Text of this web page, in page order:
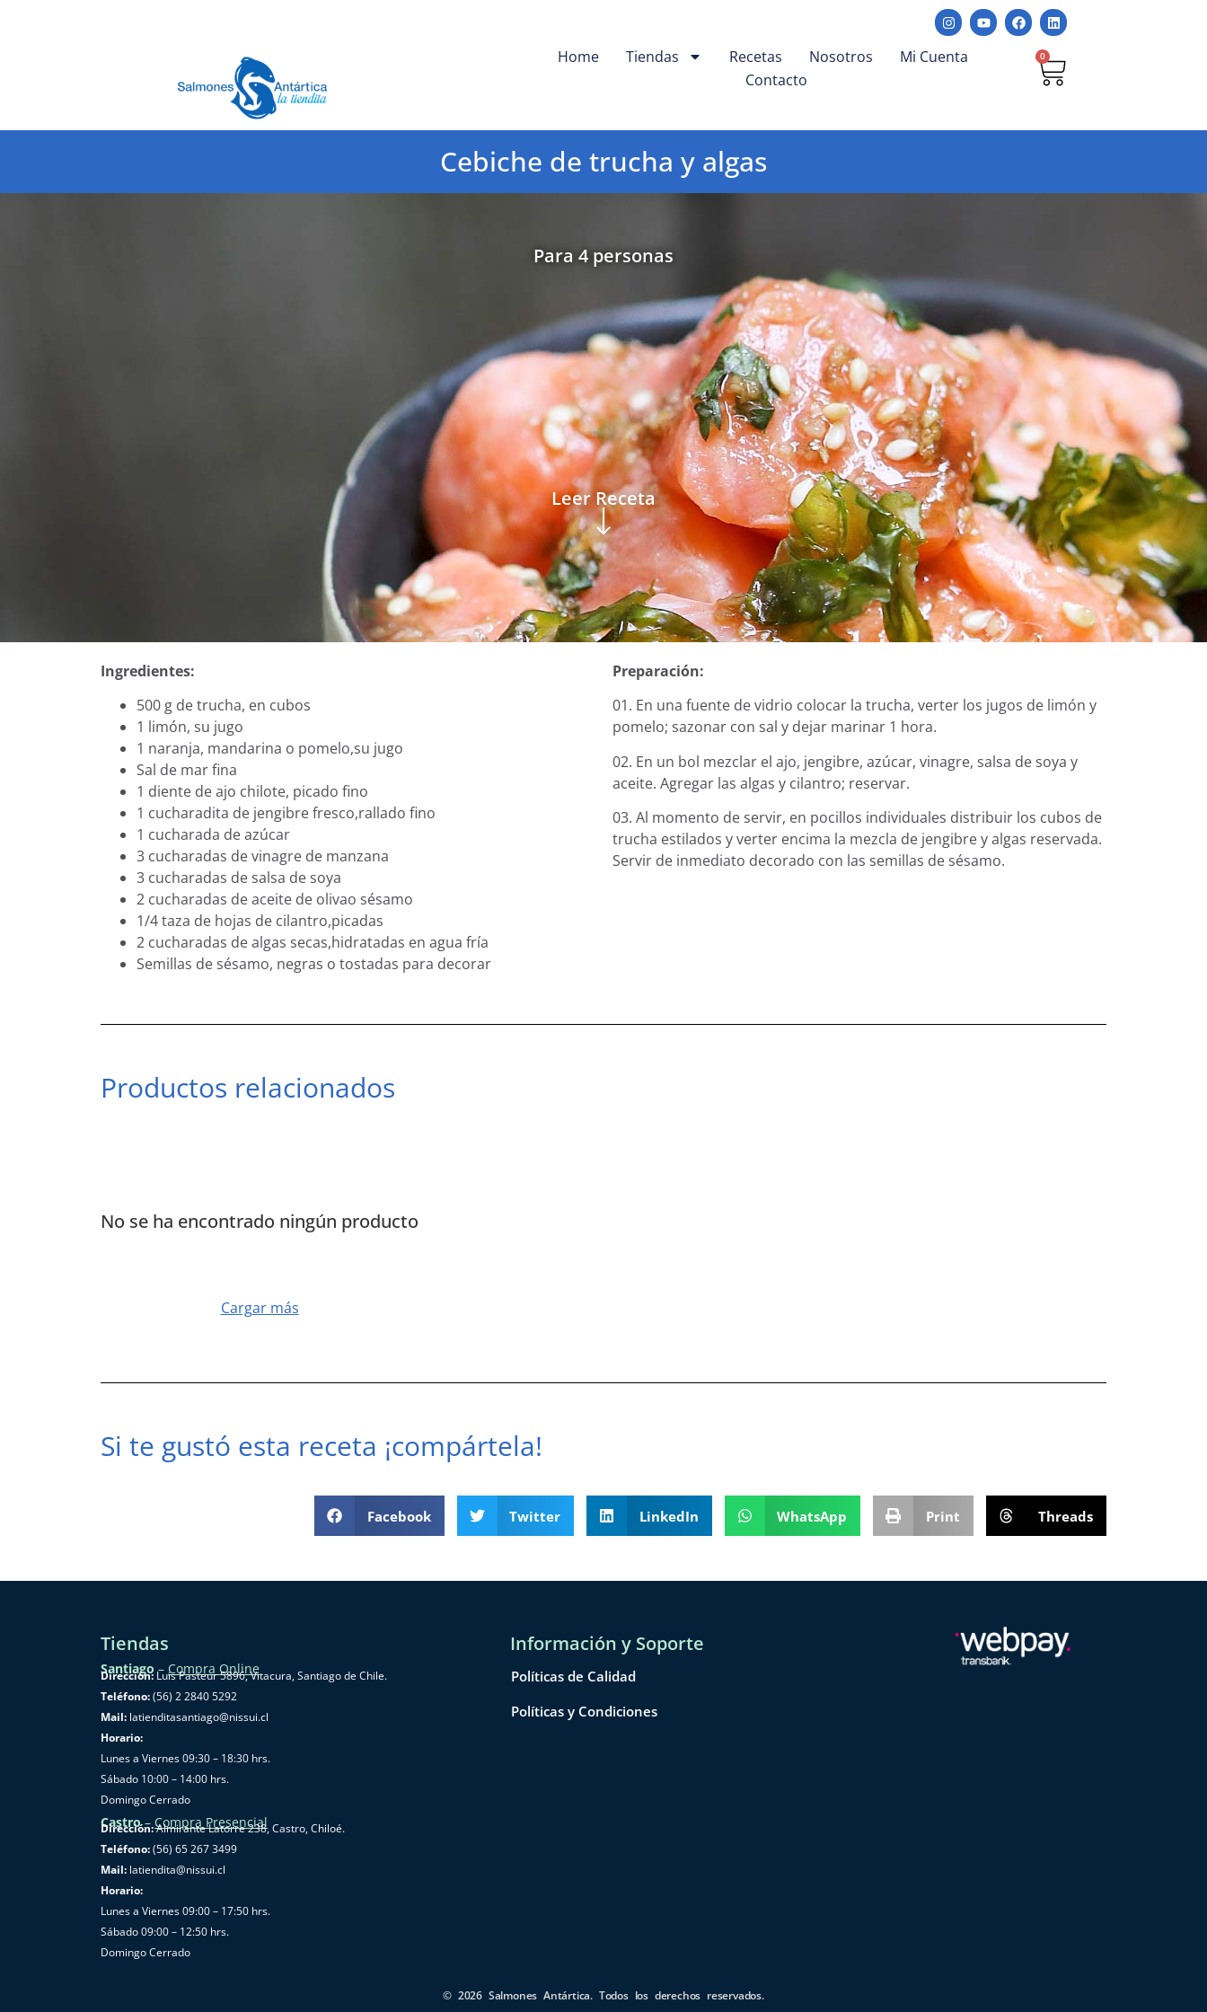
0
Home Tiendas Recetas Nosotros
Mi Cuenta
Contacto
Cebiche de trucha y algas
Para 4 personas
Leer Receta
Ingredientes:
500 g de trucha, en cubos
1 limón, su jugo
1 naranja, mandarina o pomelo,su jugo
Sal de mar fina
1 diente de ajo chilote, picado fino
1 cucharadita de jengibre fresco,rallado fino
1 cucharada de azúcar
3 cucharadas de vinagre de manzana
3 cucharadas de salsa de soya
2 cucharadas de aceite de olivao sésamo
1/4 taza de hojas de cilantro,picadas
2 cucharadas de algas secas,hidratadas en agua fría
Semillas de sésamo, negras o tostadas para decorar
Preparación:
01. En una fuente de vidrio colocar la trucha, verter los jugos de limón y
pomelo; sazonar con sal y dejar marinar 1 hora.
02. En un bol mezclar el ajo, jengibre, azúcar, vinagre, salsa de soya y
aceite. Agregar las algas y cilantro; reservar.
03. Al momento de servir, en pocillos individuales distribuir los cubos de
trucha estilados y verter encima la mezcla de jengibre y algas reservada.
Servir de inmediato decorado con las semillas de sésamo.
Productos relacionados
No se ha encontrado ningún producto
Cargar más
Si te gustó esta receta ¡compártela!
Facebook Twitter LinkedIn WhatsApp Print Threads
Tiendas
Santiago – Compra Online
Dirección: Luis Pasteur 5896, Vitacura, Santiago de Chile.
Teléfono:(56) 2 2840 5292
Mail: latienditasantiago@nissui.cl
Horario:
Lunes a Viernes 09:30 – 18:30 hrs.
Sábado 10:00 – 14:00 hrs.
Domingo Cerrado
Castro– Compra Presencial
Dirección:Almirante Latorre 238, Castro, Chiloé.
Teléfono:(56) 65 267 3499
Mail: latiendita@nissui.cl
Horario:
Lunes a Viernes 09:00 – 17:50 hrs.
Sábado 09:00 – 12:50 hrs.
Domingo Cerrado
Información y Soporte
Políticas de Calidad
Políticas y Condiciones
© 2026 Salmones Antártica. Todos los derechos reservados.